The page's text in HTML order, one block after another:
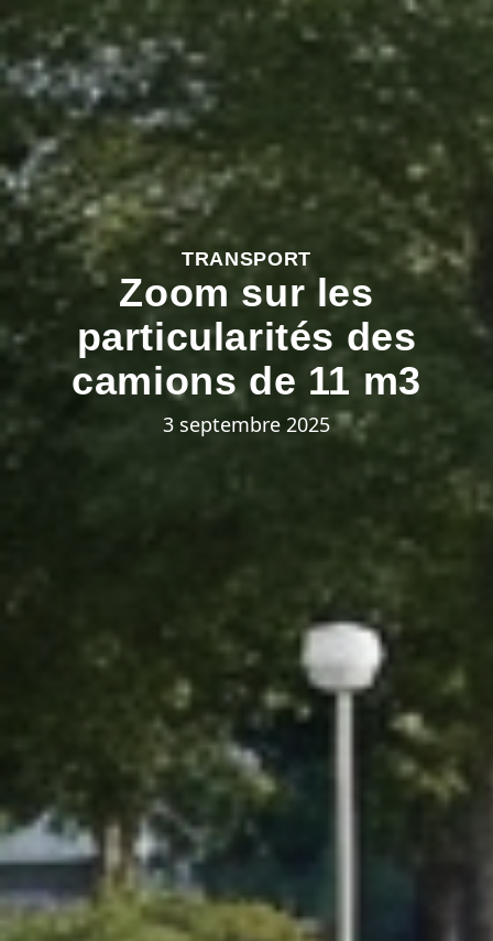
TRANSPORT
Zoom sur les
particularités des
camions de 11 m3
3 septembre 2025